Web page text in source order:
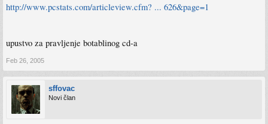
http://www.pcstats.com/articleview.cfm? ... 626&page=1
upustvo za pravljenje botablinog cd-a
Feb 26, 2005
sffovac
Novi član